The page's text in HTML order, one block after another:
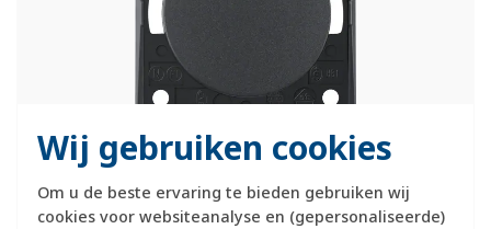
Wij gebruiken cookies
Om u de beste ervaring te bieden gebruiken wij
cookies voor websiteanalyse en (gepersonaliseerde)
Hager Berker impulsdrukker met 1 maakcontact. Serie:
Integro Flow, kleur: antraciet mat. Geschikt voor
(bad)meubels, caravans of boten. Niet geschikt voor
standaard muurmontage in huis. Meer informatie »